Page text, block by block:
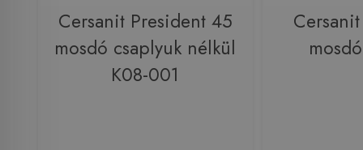
Cersanit President 45
mosdó csaplyuk nélkül
K08-001